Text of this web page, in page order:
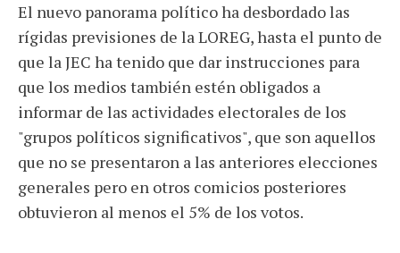
El nuevo panorama político ha desbordado las
rígidas previsiones de la LOREG, hasta el punto de
que la JEC ha tenido que dar instrucciones para
que los medios también estén obligados a
informar de las actividades electorales de los
"grupos políticos significativos", que son aquellos
que no se presentaron a las anteriores elecciones
generales pero en otros comicios posteriores
obtuvieron al menos el 5% de los votos.